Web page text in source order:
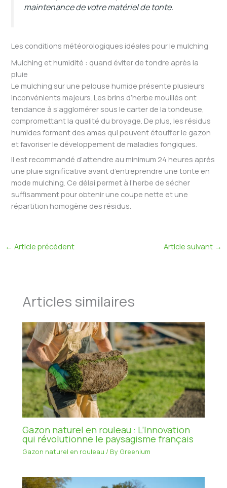
maintenance de votre matériel de tonte.
Les conditions météorologiques idéales pour le mulching
Mulching et humidité : quand éviter de tondre après la
pluie
Le mulching sur une pelouse humide présente plusieurs
inconvénients majeurs. Les brins d’herbe mouillés ont
tendance à s’agglomérer sous le carter de la tondeuse,
compromettant la qualité du broyage. De plus, les résidus
humides forment des amas qui peuvent étouffer le gazon
et favoriser le développement de maladies fongiques.
Il est recommandé d’attendre au minimum 24 heures après
une pluie significative avant d’entreprendre une tonte en
mode mulching. Ce délai permet à l’herbe de sécher
suffisamment pour obtenir une coupe nette et une
répartition homogène des résidus.
← Article précédent Article suivant →
Articles similaires
Gazon naturel en rouleau : L’Innovation
qui révolutionne le paysagisme français
Gazon naturel en rouleau / By Greenium